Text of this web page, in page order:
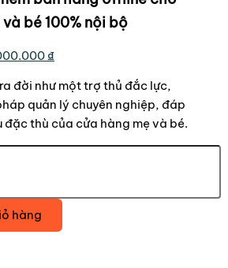
bé 100% nội bộ
₫.
₫Giá
tại
là:
6.000.000 ₫.
đời như một trợ thủ đắc lực,
quản lý chuyên nghiệp, đáp
đặc thù của cửa hàng mẹ và bé.
hàng